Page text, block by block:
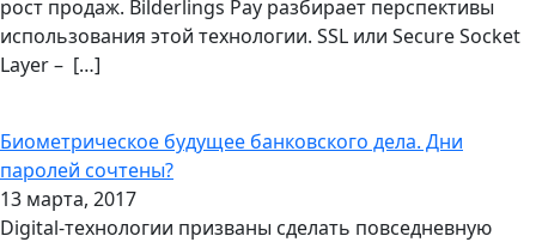
рост продаж. Bilderlings Pay разбирает перспективы
использования этой технологии. SSL или Secure Socket
Layer – […]
Биометрическое будущее банковского дела. Дни
паролей сочтены?
13 марта, 2017
Digital-технологии призваны сделать повседневную